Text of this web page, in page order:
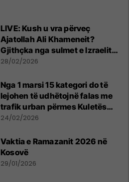
LIVE: Kush u vra përveç
Ajatollah Ali Khameneit?
Gjithçka nga sulmet e Izraelit
dhe SHBA-së ndaj Iranit
28/02/2026
Nga 1 marsi 15 kategori do të
lejohen të udhëtojnë falas me
trafik urban përmes Kuletës
Digjitale
24/02/2026
Vaktia e Ramazanit 2026 në
Kosovë
29/01/2026